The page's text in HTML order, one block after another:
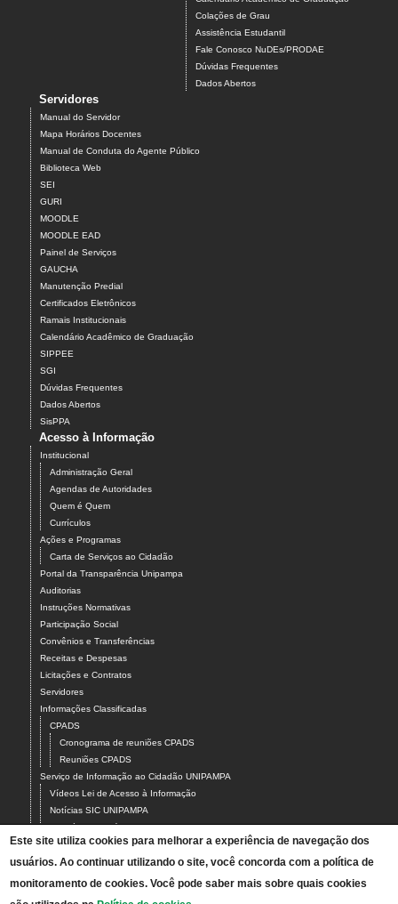
Colações de Grau
Assistência Estudantil
Fale Conosco NuDEs/PRODAE
Dúvidas Frequentes
Dados Abertos
Servidores
Manual do Servidor
Mapa Horários Docentes
Manual de Conduta do Agente Público
Biblioteca Web
SEI
GURI
MOODLE
MOODLE EAD
Painel de Serviços
GAUCHA
Manutenção Predial
Certificados Eletrônicos
Ramais Institucionais
Calendário Acadêmico de Graduação
SIPPEE
SGI
Dúvidas Frequentes
Dados Abertos
SisPPA
Acesso à Informação
Institucional
Administração Geral
Agendas de Autoridades
Quem é Quem
Currículos
Ações e Programas
Carta de Serviços ao Cidadão
Portal da Transparência Unipampa
Auditorias
Instruções Normativas
Participação Social
Convênios e Transferências
Receitas e Despesas
Licitações e Contratos
Servidores
Informações Classificadas
CPADS
Cronograma de reuniões CPADS
Reuniões CPADS
Serviço de Informação ao Cidadão UNIPAMPA
Vídeos Lei de Acesso à Informação
Notícias SIC UNIPAMPA
Relatórios Estatísticos SIC UNIPAMPA
Fluxograma SIC UNIPAMPA
Perguntas Frequentes
Dados Abertos
Este site utiliza cookies para melhorar a experiência de navegação dos
usuários. Ao continuar utilizando o site, você concorda com a política de
monitoramento de cookies. Você pode saber mais sobre quais cookies